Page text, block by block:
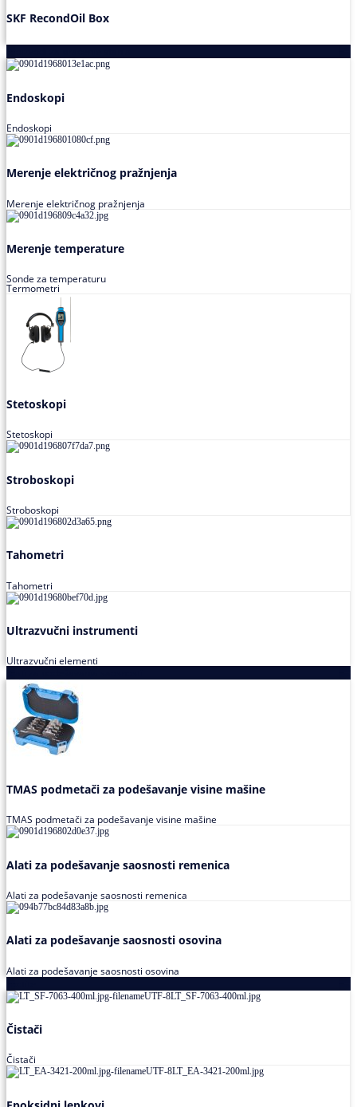
SKF RecondOil Box
Endoskopi
Endoskopi
Merenje električnog pražnjenja
Merenje električnog pražnjenja
Merenje temperature
Sonde za temperaturu
Termometri
Stetoskopi
Stetoskopi
Stroboskopi
Stroboskopi
Tahometri
Tahometri
Ultrazvučni instrumenti
Ultrazvučni elementi
TMAS podmetači za podešavanje visine mašine
TMAS podmetači za podešavanje visine mašine
Alati za podešavanje saosnosti remenica
Alati za podešavanje saosnosti remenica
Alati za podešavanje saosnosti osovina
Alati za podešavanje saosnosti osovina
Čistači
Čistači